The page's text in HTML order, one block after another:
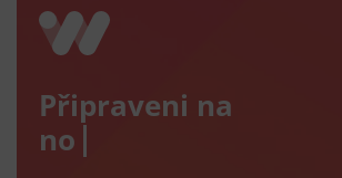
Připraveni na
nový e-